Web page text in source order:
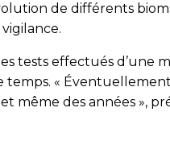
de différents
tests effectués d’une
temps. «
même des années »,